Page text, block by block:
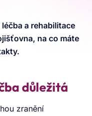
a rehabilitace
na co máte
důležitá
zranění